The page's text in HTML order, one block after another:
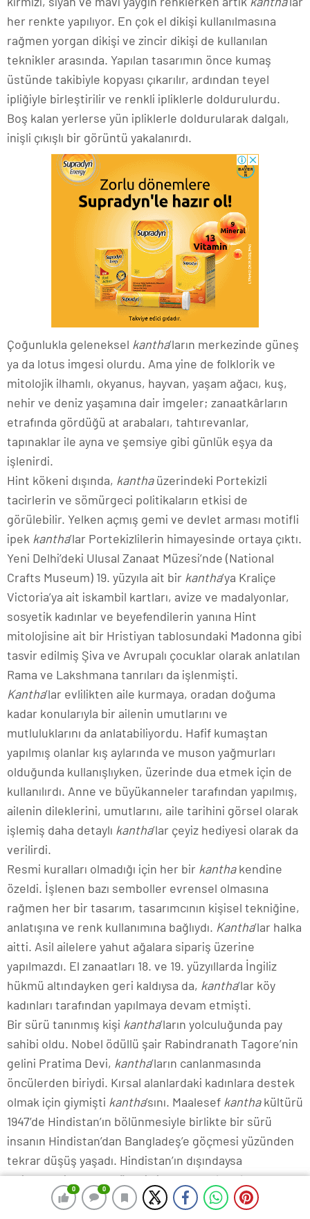
0 0
0 0
her renkte yapılıyor. En çok el dikişi kullanılmasına
rağmen yorgan dikişi ve zincir dikişi de kullanılan
teknikler arasında. Yapılan tasarımın önce kumaş
üstünde takibiyle kopyası çıkarılır, ardından teyel
ipliğiyle birleştirilir ve renkli ipliklerle doldurulurdu.
Boş kalan yerlerse yün ipliklerle doldurularak dalgalı,
inişli çıkışlı bir görüntü yakalanırdı.
Çoğunlukla geleneksel kantha’ların merkezinde güneş
ya da lotus imgesi olurdu. Ama yine de folklorik ve
mitolojik ilhamlı, okyanus, hayvan, yaşam ağacı, kuş,
nehir ve deniz yaşamına dair imgeler; zanaatkârların
etrafında gördüğü at arabaları, tahtırevanlar,
tapınaklar ile ayna ve şemsiye gibi günlük eşya da
işlenirdi.
Hint kökeni dışında, kanthaüzerindeki Portekizli
tacirlerin ve sömürgeci politikaların etkisi de
görülebilir. Yelken açmış gemi ve devlet arması motifli
ipek kantha’lar Portekizlilerin himayesinde ortaya çıktı.
Yeni Delhi’deki Ulusal Zanaat Müzesi’nde (National
Crafts Museum) 19. yüzyıla ait bir kantha’ya Kraliçe
Victoria’ya ait iskambil kartları, avize ve madalyonlar,
sosyetik kadınlar ve beyefendilerin yanına Hint
mitolojisine ait bir Hristiyan tablosundaki Madonna gibi
tasvir edilmiş Şiva ve Avrupalı çocuklar olarak anlatılan
Rama ve Lakshmana tanrıları da işlenmişti.
Kantha’lar evlilikten aile kurmaya, oradan doğuma
kadar konularıyla bir ailenin umutlarını ve
mutluluklarını da anlatabiliyordu. Hafif kumaştan
yapılmış olanlar kış aylarında ve muson yağmurları
olduğunda kullanışlıyken, üzerinde dua etmek için de
kullanılırdı. Anne ve büyükanneler tarafından yapılmış,
ailenin dileklerini, umutlarını, aile tarihini görsel olarak
işlemiş daha detaylı kantha’lar çeyiz hediyesi olarak da
verilirdi.
Resmi kuralları olmadığı için her bir kanthakendine
özeldi. İşlenen bazı semboller evrensel olmasına
rağmen her bir tasarım, tasarımcının kişisel tekniğine,
anlatışına ve renk kullanımına bağlıydı. Kantha’lar halka
aitti. Asil ailelere yahut ağalara sipariş üzerine
yapılmazdı. El zanaatları 18. ve 19. yüzyıllarda İngiliz
hükmü altındayken geri kaldıysa da, kantha‘lar köy
kadınları tarafından yapılmaya devam etmişti.
Bir sürü tanınmış kişi kantha’ların yolculuğunda pay
sahibi oldu. Nobel ödüllü şair Rabindranath Tagore’nin
gelini Pratima Devi, kantha’ların canlanmasında
öncülerden biriydi. Kırsal alanlardaki kadınlara destek
olmak için giymişti kantha’sını. Maalesef kanthakültürü
1947’de Hindistan’ın bölünmesiyle birlikte bir sürü
insanın Hindistan’dan Bangladeş’e göçmesi yüzünden
tekrar düşüş yaşadı. Hindistan’ın dışındaysa
Philadelphia Sanat Müzesi’nin çabalarıkantha
kültürünü canlandırmaya çalıştı. Özellikle Amerikalı